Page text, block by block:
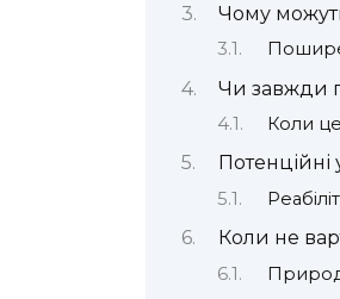
Чому
Чи завжди
Коли
Коли не